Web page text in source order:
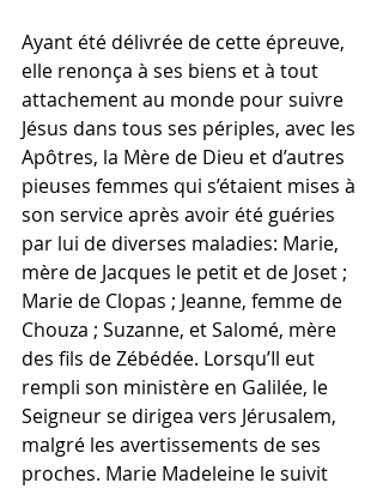
Ayant été délivrée de cette épreuve,
elle renonça à ses biens et à tout
attachement au monde pour suivre
Jésus dans tous ses périples, avec les
Apôtres, la Mère de Dieu et d’autres
pieuses femmes qui s’étaient mises à
son service après avoir été guéries
par lui de diverses maladies: Marie,
mère de Jacques le petit et de Joset ;
Marie de Clopas ; Jeanne, femme de
Chouza ; Suzanne, et Salomé, mère
des fils de Zébédée. Lorsqu’Il eut
rempli son ministère en Galilée, le
Seigneur se dirigea vers Jérusalem,
malgré les avertissements de ses
proches. Marie Madeleine le suivit